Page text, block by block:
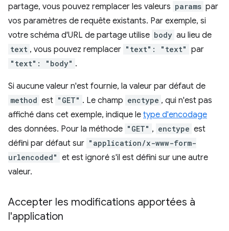
partage, vous pouvez remplacer les valeurs params par
vos paramètres de requête existants. Par exemple, si
votre schéma d'URL de partage utilise body au lieu de
text , vous pouvez remplacer "text": "text" par
"text": "body" .
Si aucune valeur n'est fournie, la valeur par défaut de
method est "GET" . Le champ enctype , qui n'est pas
affiché dans cet exemple, indique le type d'encodage
des données. Pour la méthode "GET" , enctype est
défini par défaut sur "application/x-www-form-
urlencoded" et est ignoré s'il est défini sur une autre
valeur.
Accepter les modifications apportées à
l'application